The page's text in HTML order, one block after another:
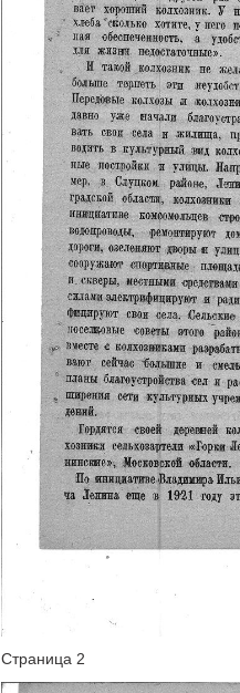
Страница 2